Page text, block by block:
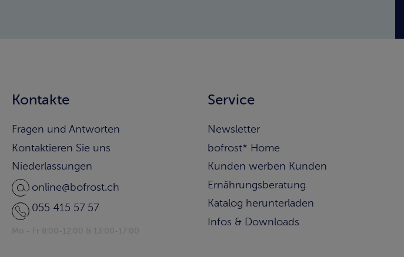
Kontakte
Fragen und Antworten
Kontaktieren Sie uns
Niederlassungen
online@bofrost.ch
055 415 57 57
Service
Newsletter
bofrost* Home
Kunden werben Kunden
Ernährungsberatung
Katalog herunterladen
Infos & Downloads